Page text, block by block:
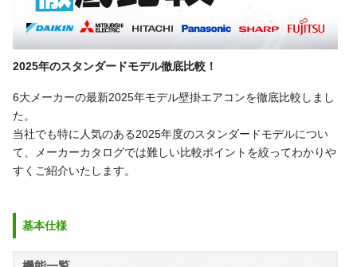
2025年のスタンダードモデル徹底比較！
6大メーカーの最新2025年モデル壁掛エアコンを徹底比較しまし
た。
当社でも特に人気のある2025年度のスタンダードモデルについ
て、メーカーカタログでは難しい比較ポイントを絞ってわかりや
すくご紹介いたします。
基本仕様